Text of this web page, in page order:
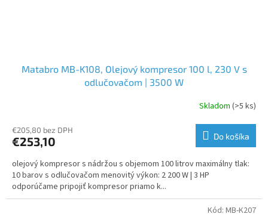
Matabro MB-K108, Olejový kompresor 100 l, 230 V s
odlučovačom | 3500 W
Skladom (>5 ks)
€205,80 bez DPH
€253,10 Do košíka
olejový kompresor s nádržou s objemom 100 litrov maximálny tlak:
10 barov s odlučovačom menovitý výkon: 2 200 W | 3 HP
odporúčame pripojiť kompresor priamo k...
Kód: MB-K207